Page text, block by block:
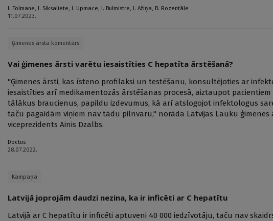
I. Tolmane, I. Siksaliete, I. Upmace, I. Bulmistre, I. Ažiņa, B. Rozentāle
11.07.2023.
Ģimenes ārsta komentārs
Vai ģimenes ārsti varētu iesaistīties C hepatīta ārstēšanā?
"Ģimenes ārsti, kas īsteno profilaksi un testēšanu, konsultējoties ar
iesaistīties arī medikamentozās ārstēšanas procesā, aiztaupot
tālākus braucienus, papildu izdevumus, kā arī atslogojot infektologus
taču pagaidām viņiem nav tādu pilnvaru," norāda Latvijas Lauku ģimenes
viceprezidents Ainis Dzalbs.
Doctus
28.07.2022.
Kampaņa
Latvijā joprojām daudzi nezina, ka ir inficēti ar C hepatītu
Latvijā ar C hepatītu ir inficēti aptuveni 40 000 iedzīvotāju, taču nav